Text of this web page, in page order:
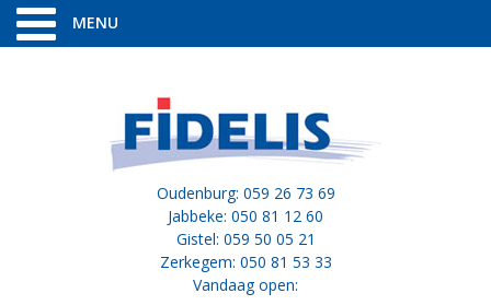
MENU
Oudenburg: 059 26 73 69
Jabbeke: 050 81 12 60
Gistel: 059 50 05 21
Zerkegem: 050 81 53 33
Vandaag open: